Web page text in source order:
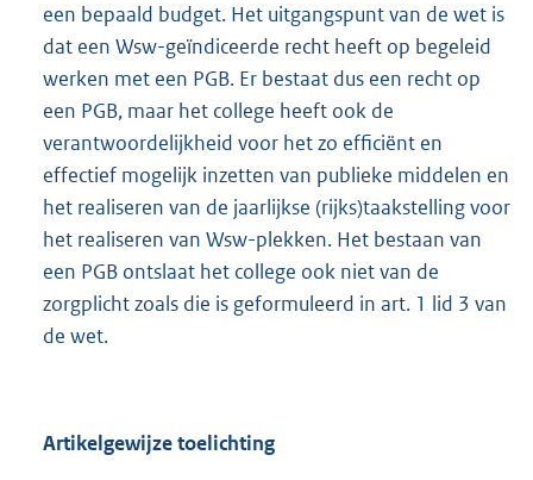
een bepaald budget. Het uitgangspunt van de wet is
dat een Wsw-geïndiceerde recht heeft op begeleid
werken met een PGB. Er bestaat dus een recht op
een PGB, maar het college heeft ook de
verantwoordelijkheid voor het zo efficiënt en
effectief mogelijk inzetten van publieke middelen en
het realiseren van de jaarlijkse (rijks)taakstelling voor
het realiseren van Wsw-plekken. Het bestaan van
een PGB ontslaat het college ook niet van de
zorgplicht zoals die is geformuleerd in art. 1 lid 3 van
de wet.
Artikelgewijze toelichting